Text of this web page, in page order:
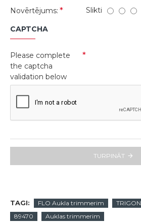
Novērtējums:
Slikti
CAPTCHA
Please complete
the captcha
validation below
TURPINĀT
TAGI: FLO Aukla trimmerim TRIGON
89470
Auklas trimmerim